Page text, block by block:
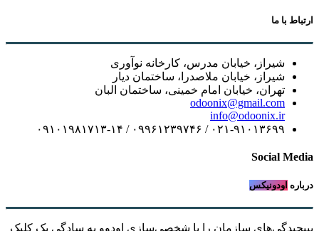
ارتباط با ما
شیراز، خیابان مدرس، کارخانه نوآوری
شیراز، خیابان ملاصدرا، ساختمان دیار
تهران، خیابان امام خمینی، ساختمان البان
odoonix@gmail.com
info@odoonix.ir
۰۲۱-۹۱۰۱۳۶۹۹ / ۰۹۹۶۱۲۳۹۷۴۶ / ۰۹۱۰۱۹۸۱۷۱۳-۱۴
Social Media
درباره اودونیکس
بپیچیدگی‌های سازمان را با شخصی‌سازی اودوو به سادگیِ یک کلیک